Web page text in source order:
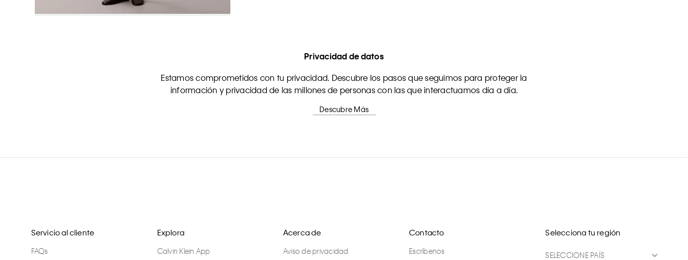
Privacidad de datos
Estamos comprometidos con tu privacidad. Descubre los pasos que seguimos para proteger la
información y privacidad de las millones de personas con las que interactuamos día a día.
Descubre Más
Servicio al cliente
FAQs
Explora
Calvin Klein App
Acerca de
Aviso de privacidad
Contacto
Escríbenos
Selecciona tu región
SELECCIONE PAÍS